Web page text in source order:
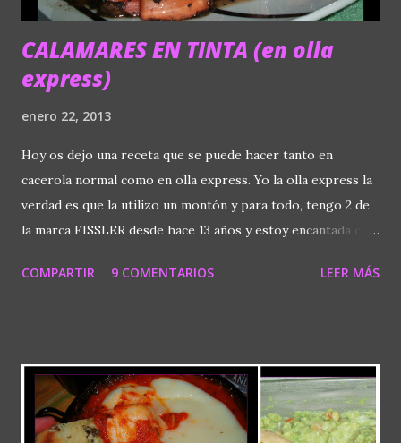
CALAMARES EN TINTA (en olla
express)
enero 22, 2013
Hoy os dejo una receta que se puede hacer tanto en
cacerola normal como en olla express. Yo la olla express la
verdad es que la utilizo un montón y para todo, tengo 2 de
la marca FISSLER desde hace 13 años y estoy encantada con
marcas a otras pero para eso traen su propio librito con
de vino blanco 1/2 vaso de agua. Tinta negra
ELABORACIÓN Le pedimos al pescadero que nos limpie
los calamares y nos los abra por la mitad. Ya en casa los
COMPARTIR 9 COMENTARIOS LEER MÁS